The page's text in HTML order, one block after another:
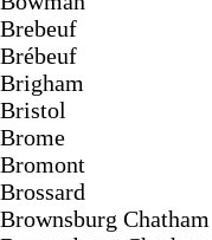
Brebeuf
Brébeuf
Brigham
Bristol
Brome
Bromont
Brossard
Brownsburg Chatham